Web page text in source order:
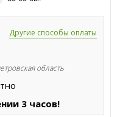
Другие способы оплаты
область
3 часов!